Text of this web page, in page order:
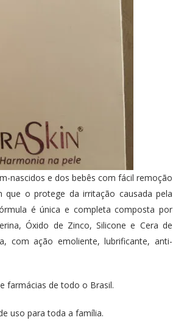
nascidos e dos bebês com fácil remoção
o protege da irritação causada pela
é única e completa composta por
Óxido de Zinco, Silicone e Cera de
com ação emoliente, lubrificante, anti-
farmácias de todo o Brasil.
uso para toda a família.